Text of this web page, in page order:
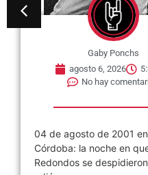
Gaby Ponchs
agosto 6, 2026
No hay
04 de agosto de 2001 en
Córdoba: la noche en
Redondos se